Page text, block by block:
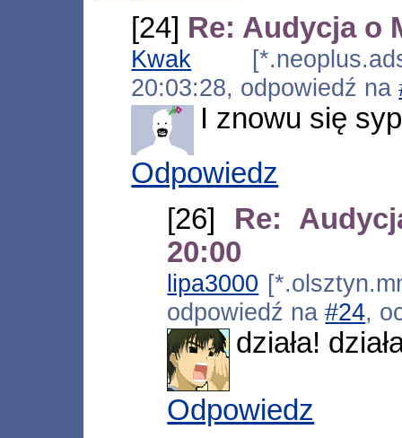
[24] Re: Audycja o
Kwak
20:03:28, odpowiedź na
I znowu się
Odpowiedz
[26] Re:
20:00
lipa3000
odpowiedź na#24,
działa!
Odpowiedz